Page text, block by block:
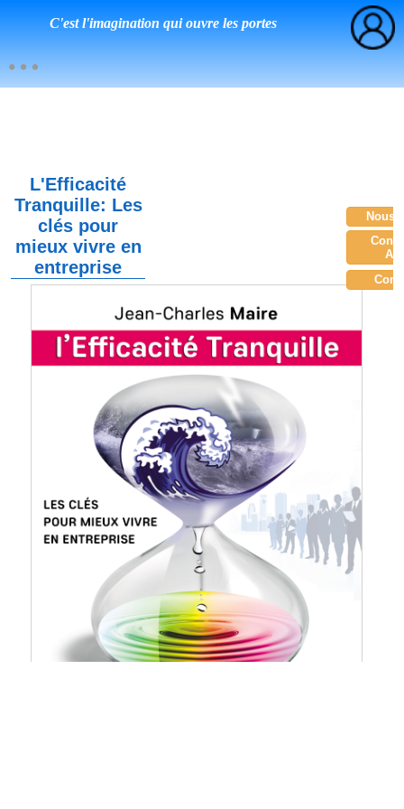
C'est l'imagination qui ouvre les portes
L'Efficacité
Tranquille: Les
clés pour
mieux vivre en
entreprise
Nous